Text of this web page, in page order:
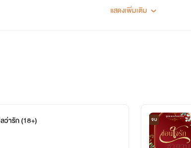
แสดงเพิ่มเติม
ว่ารัก (18+) จบ